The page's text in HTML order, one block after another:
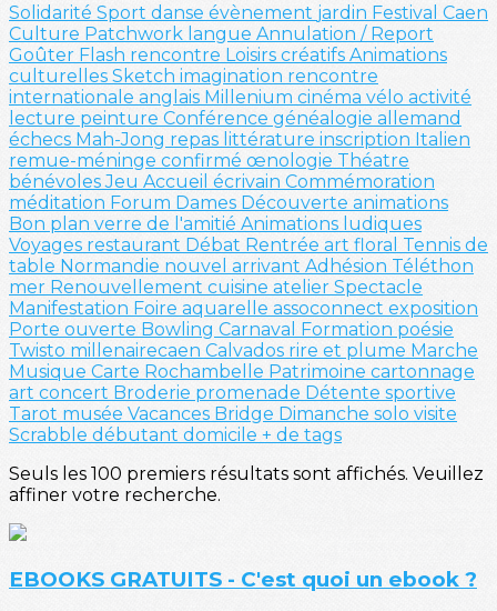
Solidarité Sport danse évènement jardin Festival Caen
Culture Patchwork langue Annulation / Report
Goûter Flash rencontre Loisirs créatifs Animations
culturelles Sketch imagination rencontre
internationale anglais Millenium cinéma vélo activité
lecture peinture Conférence généalogie allemand
échecs Mah-Jong repas littérature inscription Italien
remue-méninge confirmé œnologie Théatre
bénévolesJeu Accueil écrivain Commémoration
méditation Forum Dames Découverte animations
Bon plan verre de l'amitié Animations ludiques
Voyages restaurant Débat Rentrée art floral Tennis de
table Normandie nouvel arrivant Adhésion Téléthon
mer Renouvellement cuisine atelier Spectacle
Manifestation Foire aquarelle assoconnect exposition
Porte ouverte Bowling Carnaval Formation poésie
Twisto millenairecaen Calvados rire et plume Marche
Musique Carte Rochambelle Patrimoine cartonnage
art concert Broderie promenade Détente sportive
Tarot musée Vacances Bridge Dimanche solo visite
Scrabble débutant domicile + de tags
Seuls les 100 premiers résultats sont affichés. Veuillez
affiner votre recherche.
EBOOKS GRATUITS - C'est quoi un ebook ?